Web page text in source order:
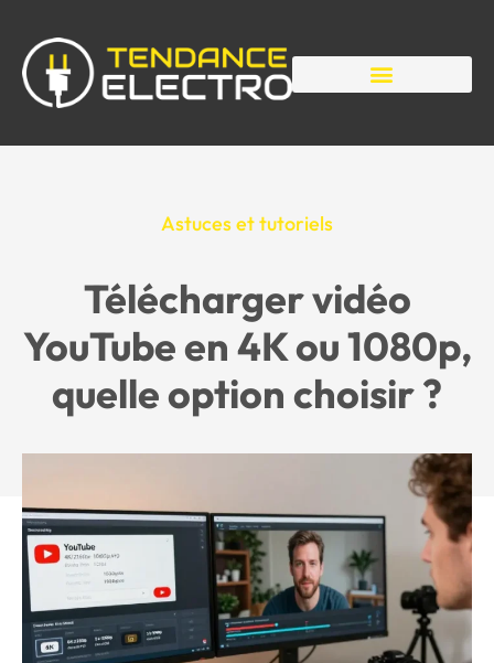
Astuces et tutoriels
Télécharger vidéo
YouTube en 4K ou 1080p,
quelle option choisir ?